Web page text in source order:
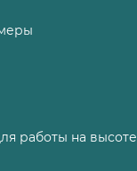
работы на высоте